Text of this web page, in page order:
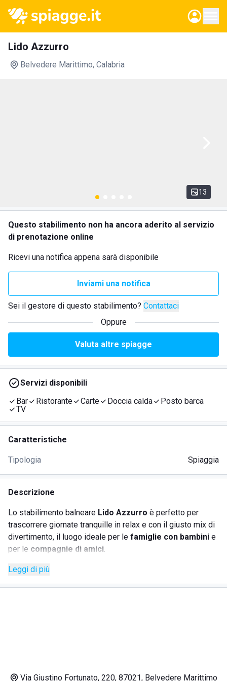
Lido Azzurro
Belvedere Marittimo, Calabria
13
Questo stabilimento non ha ancora aderito al servizio
di prenotazione online
Ricevi una notifica appena sarà disponibile
Inviami una notifica
Sei il gestore di questo stabilimento? Contattaci
Oppure
Valuta altre spiagge
Servizi disponibili
Bar
Ristorante Carte Doccia calda
Posto barca
TV
Caratteristiche
Tipologia Spiaggia
Descrizione
Lo stabilimento balneare Lido Azzurro è perfetto per
trascorrere giornate tranquille in relax e con il giusto mix di
divertimento, il luogo ideale per le famiglie con bambini e
per le compagnie di amici.
cristallino è la località insignita del riconoscimento di
Bandiera Blu. Vicino c'è la possibilità di attraccare piccole
Leggi di più
Via Giustino Fortunato, 220, 87021, Belvedere Marittimo